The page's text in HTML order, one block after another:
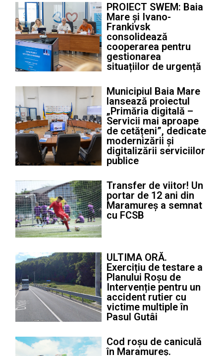
PROIECT SWEM: Baia
Mare și Ivano-
Frankivsk
consolidează
cooperarea pentru
gestionarea
situațiilor de urgență
Municipiul Baia Mare
lansează proiectul
„Primăria digitală –
Servicii mai aproape
de cetățeni”, dedicate
modernizării și
digitalizării serviciilor
publice
Transfer de viitor! Un
portar de 12 ani din
Maramureș a semnat
cu FCSB
ULTIMA ORĂ.
Exercițiu de testare a
Planului Roșu de
Intervenție pentru un
accident rutier cu
victime multiple în
Pasul Gutâi
Cod roșu de caniculă
în Maramureș.